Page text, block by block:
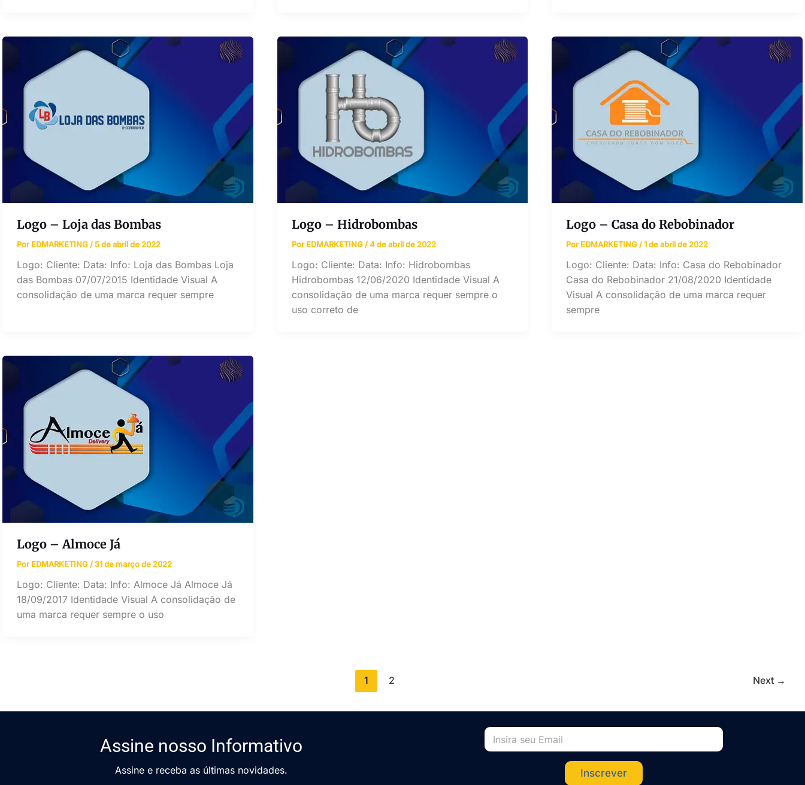
Logo – Loja das Bombas
PorEDMARKETING/5 de abril de 2022
Logo: Cliente: Data: Info: Loja das Bombas Loja
das Bombas 07/07/2015 Identidade Visual A
consolidação de uma marca requer sempre
Logo – Hidrobombas
PorEDMARKETING/4 de abril de 2022
Logo: Cliente: Data: Info: Hidrobombas
Hidrobombas 12/06/2020 Identidade Visual A
consolidação de uma marca requer sempre o
uso correto de
Logo – Casa do Rebobinador
PorEDMARKETING/1 de abril de 2022
Logo: Cliente: Data: Info: Casa do Rebobinador
Casa do Rebobinador 21/08/2020 Identidade
Visual A consolidação de uma marca requer
sempre
Logo – Almoce Já
PorEDMARKETING /31 de março de 2022
Logo: Cliente: Data: Info: Almoce Já Almoce Já
18/09/2017 Identidade Visual A consolidação de
uma marca requer sempre o uso
1 2 Next →
Assine nosso Informativo
Assine e receba as últimas novidades. Inscrever